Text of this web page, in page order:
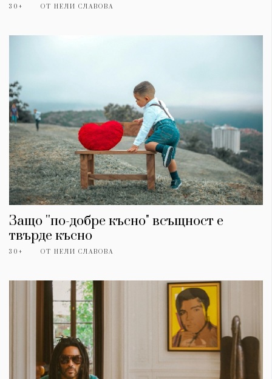
30+ ОТ НЕЛИ СЛАВОВА
Защо ''по-добре късно" всъщност е
твърде късно
30+ ОТ НЕЛИ СЛАВОВА
КАТЕГОРИИ
Wine&Dine
Изкуство